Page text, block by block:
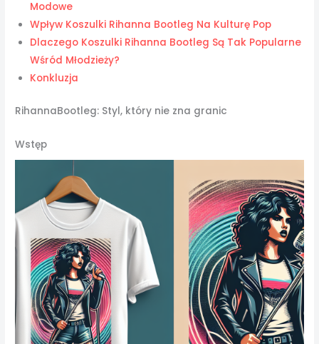
Modowe
Wpływ Koszulki Rihanna Bootleg Na Kulturę Pop
Dlaczego Koszulki Rihanna Bootleg Są Tak Popularne
Wśród Młodzieży?
Konkluzja
RihannaBootleg: Styl, który nie zna granic
Wstęp